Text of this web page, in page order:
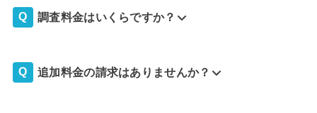
調査料金はいくらですか？
追加料金の請求はありませんか？